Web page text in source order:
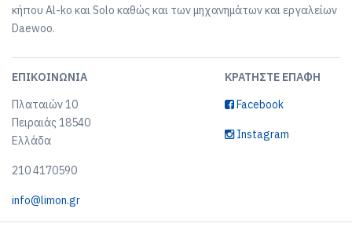
κήπου Al-ko και Solo καθώς και των μηχανημάτων και εργαλείων
Daewoo.
ΕΠΙΚΟΙΝΩΝΊΑ
Πλαταιών 10
Πειραιάς 18540
Ελλάδα
210 4170590
info@limon.gr
ΚΡΑΤΉΣΤΕ ΕΠΑΦΉ
Facebook
Instagram